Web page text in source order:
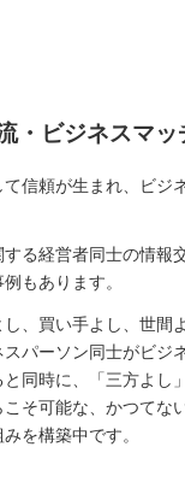
・ビジネスマ
信頼が生まれ、ビジ
る経営者同士の情報
もあります。
し、買い手よし、世間
パーソン同士がビジ
同時に、「三方よし
そ可能な、かつてな
を構築中です。